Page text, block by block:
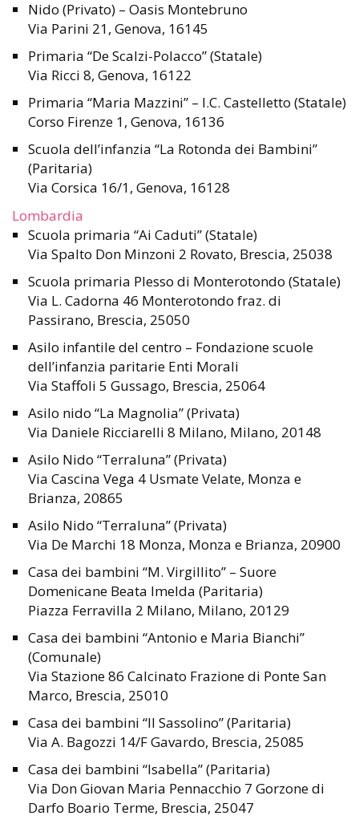
Nido (Privato) – Oasis Montebruno
Via Parini 21, Genova, 16145
Primaria “De Scalzi-Polacco” (Statale)
Via Ricci 8, Genova, 16122
Primaria “Maria Mazzini” – I.C. Castelletto (Statale)
Corso Firenze 1, Genova, 16136
Scuola dell’infanzia “La Rotonda dei Bambini”
(Paritaria)
Via Corsica 16/1, Genova, 16128
Lombardia
Scuola primaria “Ai Caduti” (Statale)
Via Spalto Don Minzoni 2 Rovato, Brescia, 25038
Scuola primaria Plesso di Monterotondo (Statale)
Via L. Cadorna 46 Monterotondo fraz. di
Passirano, Brescia, 25050
Asilo infantile del centro – Fondazione scuole
dell’infanzia paritarie Enti Morali
Via Staffoli 5 Gussago, Brescia, 25064
Asilo nido “La Magnolia” (Privata)
Via Daniele Ricciarelli 8 Milano, Milano, 20148
Asilo Nido “Terraluna” (Privata)
Via Cascina Vega 4 Usmate Velate, Monza e
Brianza, 20865
Asilo Nido “Terraluna” (Privata)
Via De Marchi 18 Monza, Monza e Brianza, 20900
Casa dei bambini “M. Virgillito” – Suore
Domenicane Beata Imelda (Paritaria)
Piazza Ferravilla 2 Milano, Milano, 20129
Casa dei bambini “Antonio e Maria Bianchi”
(Comunale)
Via Stazione 86 Calcinato Frazione di Ponte San
Marco, Brescia, 25010
Casa dei bambini “Il Sassolino” (Paritaria)
Via A. Bagozzi 14/F Gavardo, Brescia, 25085
Casa dei bambini “Isabella” (Paritaria)
Via Don Giovan Maria Pennacchio 7 Gorzone di
Darfo Boario Terme, Brescia, 25047